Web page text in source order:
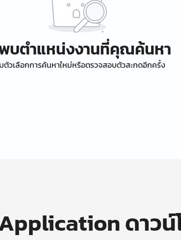
บตำแหน่งงานที่คุณค้นหา
ตัวเลือกการค้นหาใหม่หรือตรวจสอบตัวสะกดอีกครั้ง
ดาว